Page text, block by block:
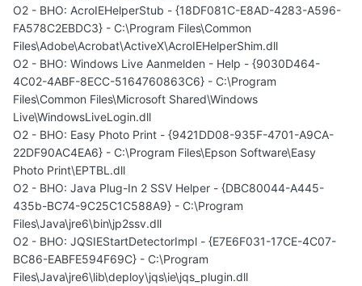
O2 - BHO: AcroIEHelperStub - {18DF081C-E8AD-4283-A596-
FA578C2EBDC3} - C:\Program Files\Common
Files\Adobe\Acrobat\ActiveX\AcroIEHelperShim.dll
O2 - BHO: Windows Live Aanmelden - Help - {9030D464-
4C02-4ABF-8ECC-5164760863C6} - C:\Program
Files\Common Files\Microsoft Shared\Windows
Live\WindowsLiveLogin.dll
O2 - BHO: Easy Photo Print - {9421DD08-935F-4701-A9CA-
22DF90AC4EA6} - C:\Program Files\Epson Software\Easy
Photo Print\EPTBL.dll
O2 - BHO: Java Plug-In 2 SSV Helper - {DBC80044-A445-
435b-BC74-9C25C1C588A9} - C:\Program
Files\Java\jre6\bin\jp2ssv.dll
O2 - BHO: JQSIEStartDetectorImpl - {E7E6F031-17CE-4C07-
BC86-EABFE594F69C} - C:\Program
Files\Java\jre6\lib\deploy\jqs\ie\jqs_plugin.dll